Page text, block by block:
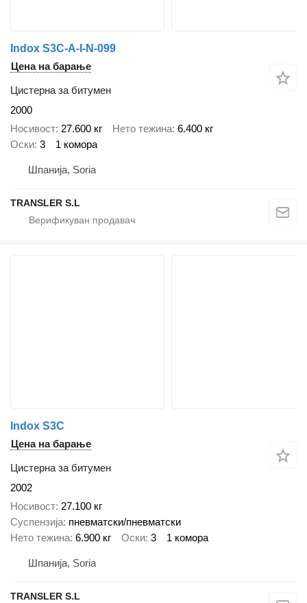
Indox S3C-A-I-N-099
Цена на барање
Цистерна за битумен
2000
Носивост 27.600 кг Нето тежина 6.400 кг
Оски 3 1 комора
Шпанија, Soria
TRANSLER S.L
Indox S3C
Цена на барање
Цистерна за битумен
2002
Носивост 27.100 кг
Суспензија пневматски/пневматски
Нето тежина 6.900 кг Оски 3 1 комора
Шпанија, Soria
TRANSLER S.L